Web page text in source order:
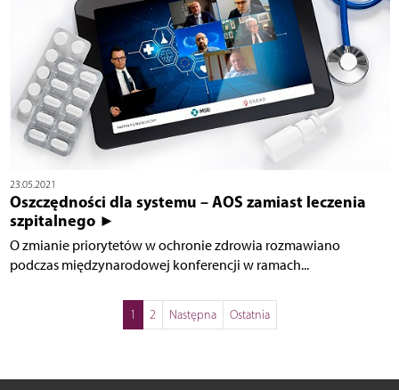
23.05.2021
Oszczędności dla systemu – AOS zamiast leczenia
szpitalnego ►
O zmianie priorytetów w ochronie zdrowia rozmawiano
podczas międzynarodowej konferencji w ramach...
1 2 Następna Ostatnia